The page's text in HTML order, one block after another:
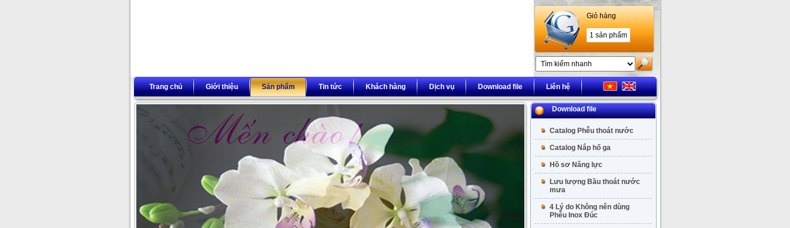
Giỏ hàng
1 sản phẩm
Trang chủ Giới thiệu Sản phẩm Tin tức Khách hàng Dịch vụ Download file Liên hệ
Download file
Catalog Phễu thoát nước
Catalog Nắp hố ga
Hồ sơ Năng lực
Lưu lượng Bầu thoát nước
mưa
4 Lý do Không nên dùng
Phễu Inox Đúc